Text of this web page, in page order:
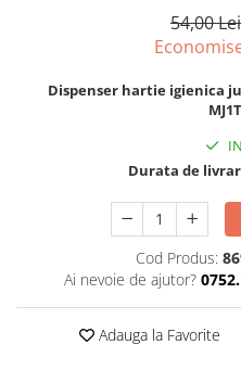
Articole si accesorii pentru
Articole menaj BACTERIA STOP
materiale reciclate
Absorbanti de Umiditate &
Odorizanti auto
Dozatoare solutii igienizare si
dezinfectare maini si
si rezerve
Rola cearceaf medical si lavete
Role hartie industriala
Betisoare urechi
Cosmetice pentru barbati
Igiena Intima
Vopsea de par
54,00 Lei
Dispenser hartie igienica
Durata de
Cod Produs:
Ai nevoie de ajutor?
Adauga la Favorite